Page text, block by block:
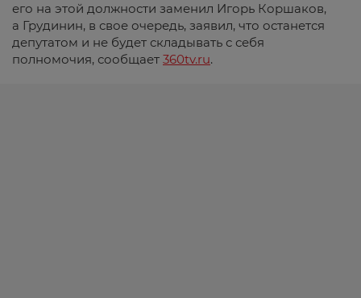
его на этой должности заменил Игорь Коршаков,
а Грудинин, в свое очередь, заявил, что останется
депутатом и не будет складывать с себя
полномочия, сообщает 360tv.ru.